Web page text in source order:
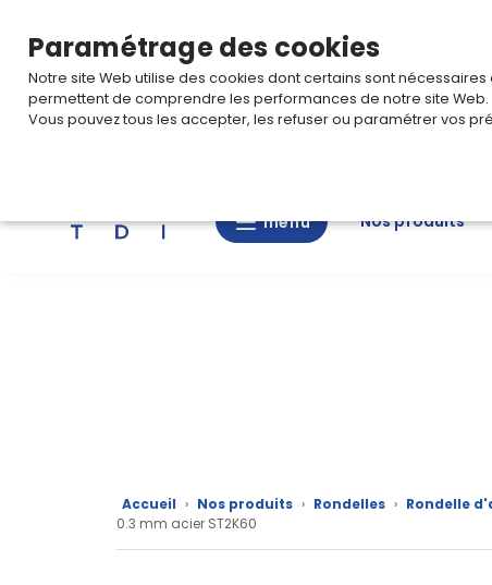
marques
menu
menu Nos produits
Accueil › Nos produits › Rondelles › Rondelle
0.3 mm acier ST2K60
Paramétrage des cookies
Notre site Web utilise des cookies dont certains sont
permettent de comprendre les performances de notre site Web.
Vous pouvez tous les accepter, les refuser ou paramétrer vos